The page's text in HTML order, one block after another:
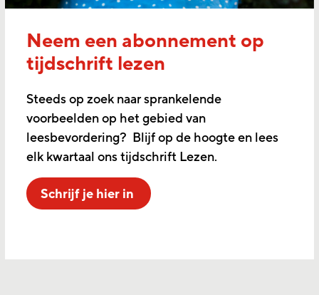
Neem een abonnement op
tijdschrift lezen
Steeds op zoek naar sprankelende
voorbeelden op het gebied van
leesbevordering? Blijf op de hoogte en lees
elk kwartaal ons tijdschrift Lezen.
Schrijf je hier in